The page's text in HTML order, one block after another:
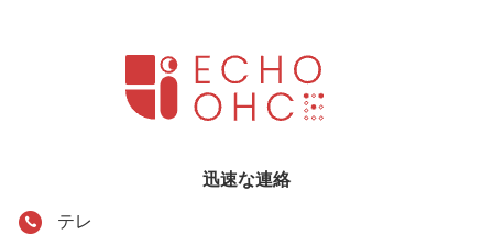
迅速な連絡
テレ